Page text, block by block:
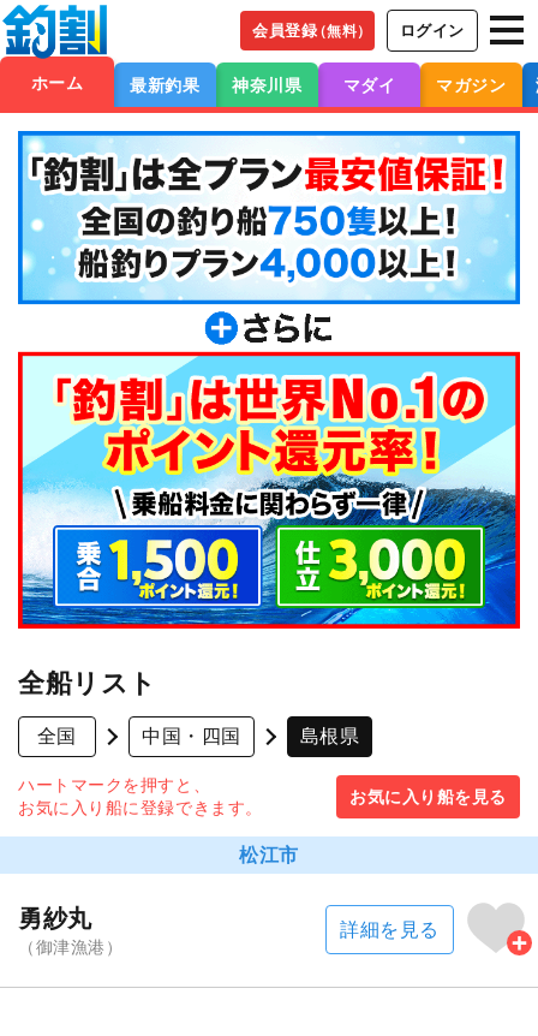
会員登録（無料） ログイン
ホーム 最新釣果 神奈川県 マダイ マガジン
全船リスト
全国 中国・四国 島根県
ハートマークを押すと、
お気に入り船に登録できます。
お気に入り船を見る
松江市
勇紗丸
（御津漁港）
詳細を見る